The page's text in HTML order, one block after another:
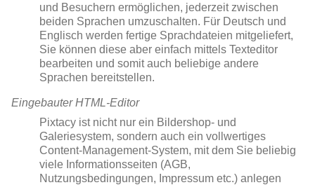
und Besuchern ermöglichen, jederzeit zwischen
beiden Sprachen umzuschalten. Für Deutsch und
Englisch werden fertige Sprachdateien mitgeliefert,
Sie können diese aber einfach mittels Texteditor
bearbeiten und somit auch beliebige andere
Sprachen bereitstellen.
Eingebauter HTML-Editor
Pixtacy ist nicht nur ein Bildershop- und
Galeriesystem, sondern auch ein vollwertiges
Content-Management-System, mit dem Sie beliebig
viele Informationsseiten (AGB,
Nutzungsbedingungen, Impressum etc.) anlegen